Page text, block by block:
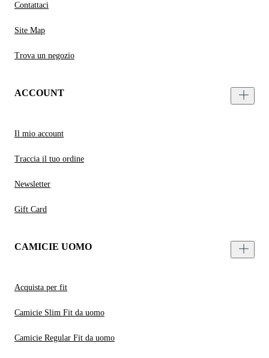
Contattaci
Site Map
Trova un negozio
ACCOUNT
Il mio account
Traccia il tuo ordine
Newsletter
Gift Card
CAMICIE UOMO
Acquista per fit
Camicie Slim Fit da uomo
Camicie Regular Fit da uomo